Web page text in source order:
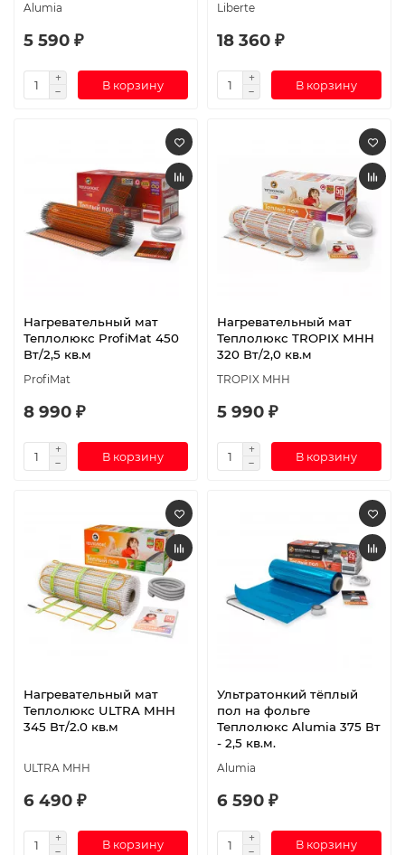
Alumia
5 590 ₽
В корзину
Liberte
18 360 ₽
В корзину
Нагревательный мат
Теплолюкс ProfiMat 450
Вт/2,5 кв.м
ProfiMat
8 990 ₽
В корзину
Нагревательный мат
Теплолюкс TROPIX МНН
320 Вт/2,0 кв.м
TROPIX МНН
5 990 ₽
В корзину
Нагревательный мат
Теплолюкс ULTRA МНН
345 Вт/2.0 кв.м
ULTRA МНН
6 490 ₽
В корзину
Ультратонкий тёплый
пол на фольге
Теплолюкс Alumia 375 Вт
- 2,5 кв.м.
Alumia
6 590 ₽
В корзину